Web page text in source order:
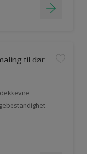
til dør